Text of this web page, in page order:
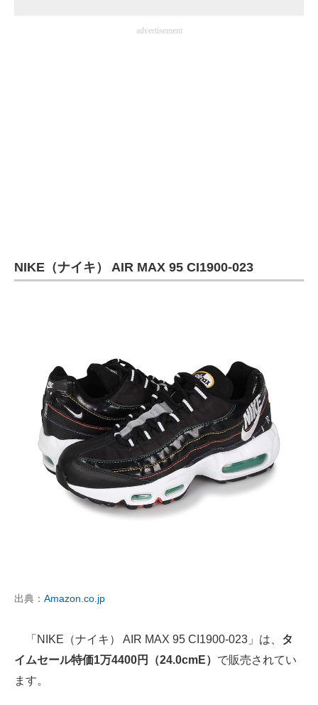
advertisement
NIKE（ナイキ） AIR MAX 95 CI1900-023
出典： Amazon.co.jp
「NIKE（ナイキ） AIR MAX 95 CI1900-023」は、 タ
イムセール特価1万4400円（24.0cmE） で販売されてい
ます。